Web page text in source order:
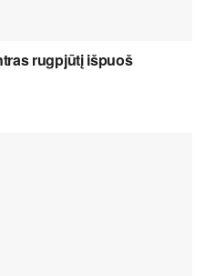
rugpjūtį išpuoš